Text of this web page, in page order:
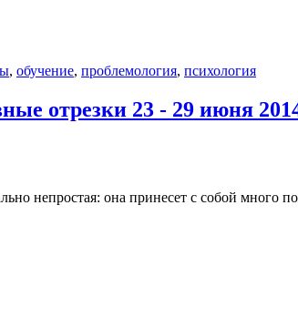
, обучение, проблемология, психология
отрезки 23 - 29 июня
непростая: она принесет с собой